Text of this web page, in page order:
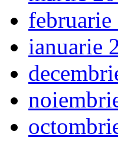
februarie
ianuarie